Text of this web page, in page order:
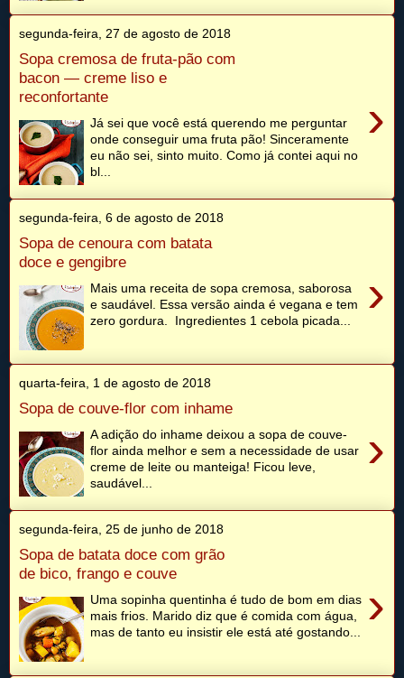
segunda-feira, 27 de agosto de 2018
Sopa cremosa de fruta-pão com
bacon — creme liso e
reconfortante
›
Já sei que você está querendo me perguntar
onde conseguir uma fruta pão! Sinceramente
eu não sei, sinto muito. Como já contei aqui no
bl...
segunda-feira, 6 de agosto de 2018
Sopa de cenoura com batata
doce e gengibre
›
Mais uma receita de sopa cremosa, saborosa
e saudável. Essa versão ainda é vegana e tem
zero gordura. Ingredientes 1 cebola picada...
quarta-feira, 1 de agosto de 2018
Sopa de couve-flor com inhame
›
A adição do inhame deixou a sopa de couve-
flor ainda melhor e sem a necessidade de usar
creme de leite ou manteiga! Ficou leve,
saudável...
segunda-feira, 25 de junho de 2018
Sopa de batata doce com grão
de bico, frango e couve
›
Uma sopinha quentinha é tudo de bom em dias
mais frios. Marido diz que é comida com água,
mas de tanto eu insistir ele está até gostando...